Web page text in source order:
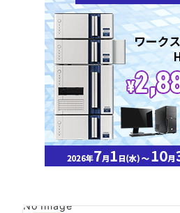
No Image